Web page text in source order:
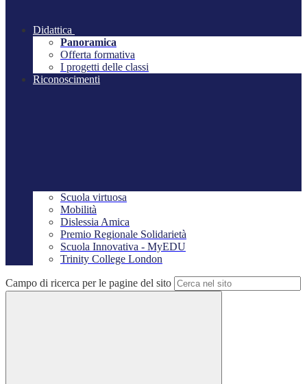
Didattica
Panoramica
Offerta formativa
I progetti delle classi
Riconoscimenti
Scuola virtuosa
Mobilità
Dislessia Amica
Premio Regionale Solidarietà
Scuola Innovativa - MyEDU
Trinity College London
Campo di ricerca per le pagine del sito